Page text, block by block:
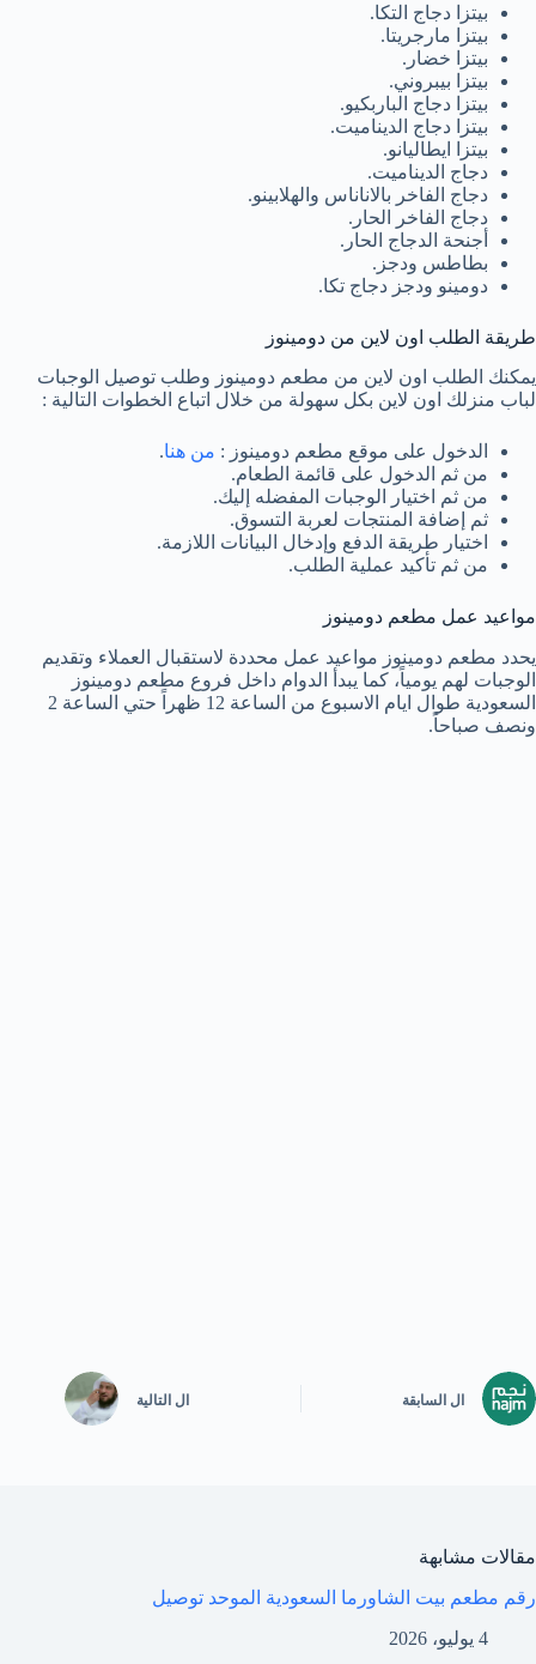
بيتزا دجاج التكا.
بيتزا مارجريتا.
بيتزا خضار.
بيتزا بيبروني.
بيتزا دجاج الباربكيو.
بيتزا دجاج الديناميت.
بيتزا ايطاليانو.
دجاج الديناميت.
دجاج الفاخر بالاناناس والهلابينو.
دجاج الفاخر الحار.
أجنحة الدجاج الحار.
بطاطس ودجز.
دومينو ودجز دجاج تكا.
طريقة الطلب اون لاين من دومينوز
يمكنك الطلب اون لاين من مطعم دومينوز وطلب توصيل الوجبات
لباب منزلك اون لاين بكل سهولة من خلال اتباع الخطوات التالية :
الدخول على موقع مطعم دومينوز : من هنا.
من ثم الدخول على قائمة الطعام.
من ثم اختيار الوجبات المفضله إليك.
ثم إضافة المنتجات لعربة التسوق.
اختيار طريقة الدفع وإدخال البيانات اللازمة.
من ثم تأكيد عملية الطلب.
مواعيد عمل مطعم دومينوز
يحدد مطعم دومينوز مواعيد عمل محددة لاستقبال العملاء وتقديم
الوجبات لهم يومياً، كما يبدأ الدوام داخل فروع مطعم دومينوز
السعودية طوال ايام الاسبوع من الساعة 12 ظهراً حتي الساعة 2
ونصف صباحاً.
ال السابقة ال التالية
مقالات مشابهة
رقم مطعم بيت الشاورما السعودية الموحد توصيل
4 يوليو، 2026